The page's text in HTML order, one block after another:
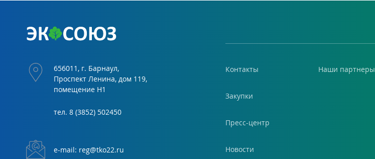
656011, г. Барнаул,
Проспект Ленина, дом 119,
помещение Н1
тел. 8 (3852) 502450
е-mail: reg@tko22.ru
Контакты
Закупки
Пресс-центр
Новости
Наши партнеры